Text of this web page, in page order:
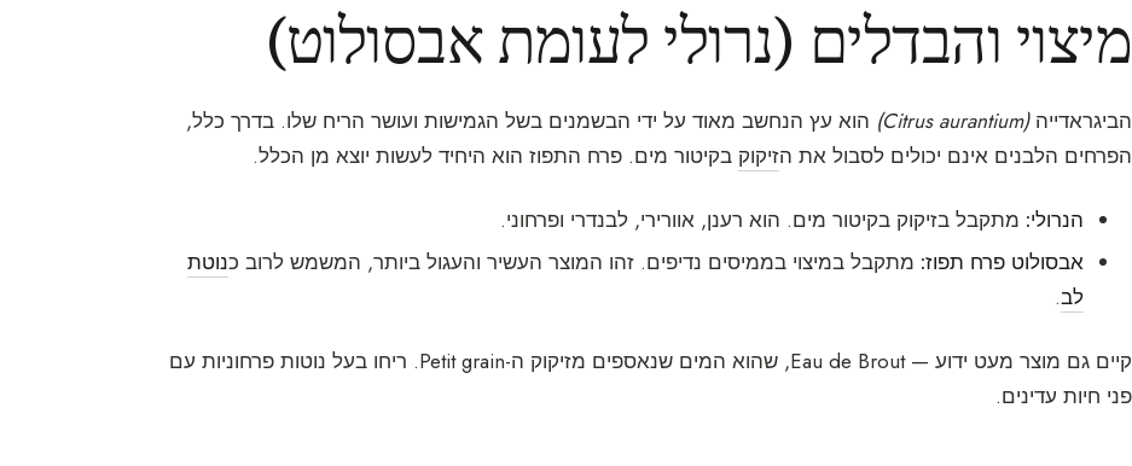
מיצוי והבדלים (נרולי לעומת אבסולוט)
הביגראדייה(Citrus aurantium)
הוא עץ הנחשב מאוד על ידי הבשמנים בשל הגמישות ועושר הריח שלו. בדרך כלל,
הפרחים הלבנים אינם יכולים לסבול את הזיקוק בקיטור מים. פרח התפוז הוא היחיד לעשות יוצא מן הכלל.
הנרולי: מתקבל בזיקוק בקיטור מים. הוא רענן, אוורירי, לבנדרי ופרחוני.
אבסולוט פרח תפוז: מתקבל במיצוי בממיסים נדיפים. זהו המוצר העשיר והעגול ביותר, המשמש לרוב כנוטת
לב.
קיים גם מוצר מעט ידוע — Eau de Brout, שהוא המים שנאספים מזיקוק ה-Petit grain. ריחו בעל נוטות פרחוניות עם
פני חיות עדינים.